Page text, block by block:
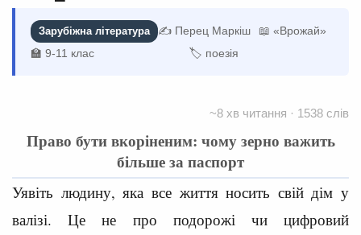
Зарубіжна література ✍️ Перец Маркіш
📖 «Врожай»
🏫 9-11 клас
🏷 поезія
~8 хв читання · 1538 слів
Право бути вкоріненим: чому зерно важить
більше за паспорт
Уявіть людину, яка все життя носить свій дім у
валізі. Це не про подорожі чи цифровий